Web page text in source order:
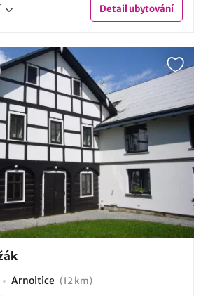
Detailubytování
Arnoltice (12 km)